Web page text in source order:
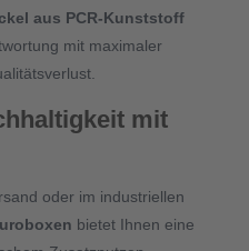
aus PCR-Kunststoff
mit maximaler
mit
oder im industriellen
bietet Ihnen eine